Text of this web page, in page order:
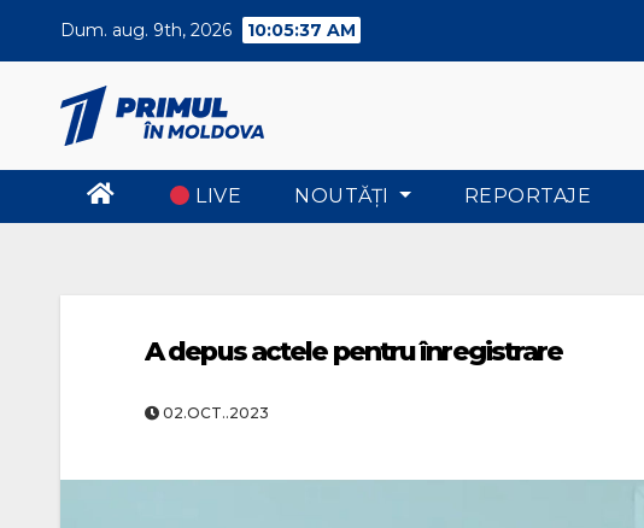
Dum. aug. 9th, 2026 10:05:37 AM
LIVE NOUTĂŢI REPORTAJE
A depus actele pentru înregistrare
02.OCT..2023